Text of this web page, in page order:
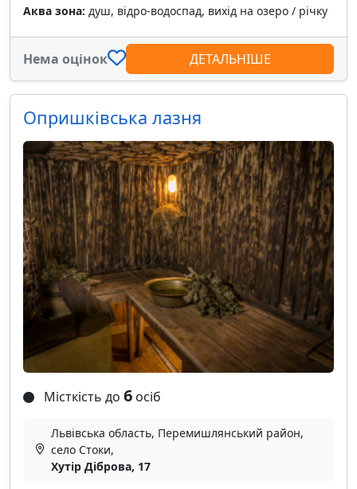
Аква зона: душ, відро-водоспад, вихід на озеро / річку
Нема оцінок ДЕТАЛЬНІШЕ
Опришківська лазня
Місткість до 6 осіб
Львівська область, Перемишлянський район,
село Стоки,
Хутір Діброва, 17